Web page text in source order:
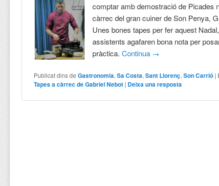
comptar amb demostració de Picades
càrrec del gran cuiner de Son Penya,
Unes bones tapes per fer aquest
assistents agafaren bona nota per
pràctica.Continua →
Publicat dins de Gastronomia,Sa Costa,Sant Llorenç,Son Carrió |
Tapes a càrrec de Gabriel Nebot | Deixa una resposta